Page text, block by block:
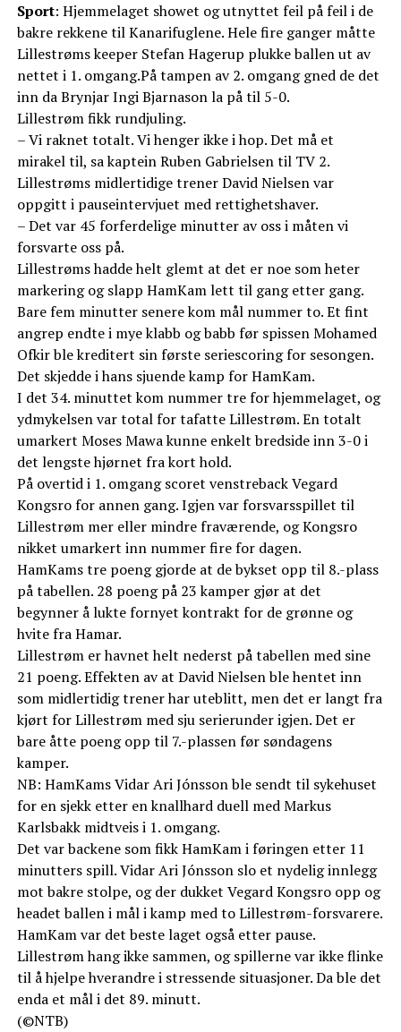
Sport: Hjemmelaget showet og utnyttet feil på feil i de
bakre rekkene til Kanarifuglene. Hele fire ganger måtte
Lillestrøms keeper Stefan Hagerup plukke ballen ut av
nettet i 1. omgang.På tampen av 2. omgang gned de det
inn da Brynjar Ingi Bjarnason la på til 5-0.
Lillestrøm fikk rundjuling.
– Vi raknet totalt. Vi henger ikke i hop. Det må et
mirakel til, sa kaptein Ruben Gabrielsen til TV 2.
Lillestrøms midlertidige trener David Nielsen var
oppgitt i pauseintervjuet med rettighetshaver.
– Det var 45 forferdelige minutter av oss i måten vi
forsvarte oss på.
Lillestrøms hadde helt glemt at det er noe som heter
markering og slapp HamKam lett til gang etter gang.
Bare fem minutter senere kom mål nummer to. Et fint
angrep endte i mye klabb og babb før spissen Mohamed
Ofkir ble kreditert sin første seriescoring for sesongen.
Det skjedde i hans sjuende kamp for HamKam.
I det 34. minuttet kom nummer tre for hjemmelaget, og
ydmykelsen var total for tafatte Lillestrøm. En totalt
umarkert Moses Mawa kunne enkelt bredside inn 3-0 i
det lengste hjørnet fra kort hold.
På overtid i 1. omgang scoret venstreback Vegard
Kongsro for annen gang. Igjen var forsvarsspillet til
Lillestrøm mer eller mindre fraværende, og Kongsro
nikket umarkert inn nummer fire for dagen.
HamKams tre poeng gjorde at de bykset opp til 8.-plass
på tabellen. 28 poeng på 23 kamper gjør at det
begynner å lukte fornyet kontrakt for de grønne og
hvite fra Hamar.
Lillestrøm er havnet helt nederst på tabellen med sine
21 poeng. Effekten av at David Nielsen ble hentet inn
som midlertidig trener har uteblitt, men det er langt fra
kjørt for Lillestrøm med sju serierunder igjen. Det er
bare åtte poeng opp til 7.-plassen før søndagens
kamper.
NB: HamKams Vidar Ari Jónsson ble sendt til sykehuset
for en sjekk etter en knallhard duell med Markus
Karlsbakk midtveis i 1. omgang.
Det var backene som fikk HamKam i føringen etter 11
minutters spill. Vidar Ari Jónsson slo et nydelig innlegg
mot bakre stolpe, og der dukket Vegard Kongsro opp og
headet ballen i mål i kamp med to Lillestrøm-forsvarere.
HamKam var det beste laget også etter pause.
Lillestrøm hang ikke sammen, og spillerne var ikke flinke
til å hjelpe hverandre i stressende situasjoner. Da ble det
enda et mål i det 89. minutt.
(©NTB)